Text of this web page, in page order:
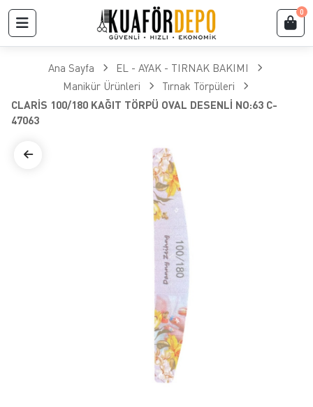
0
Ana Sayfa
EL - AYAK - TIRNAK BAKIMI
Manikür Ürünleri
Tırnak Törpüleri
CLARİS 100/180 KAĞIT TÖRPÜ OVAL DESENLİ NO:63 C-
47063